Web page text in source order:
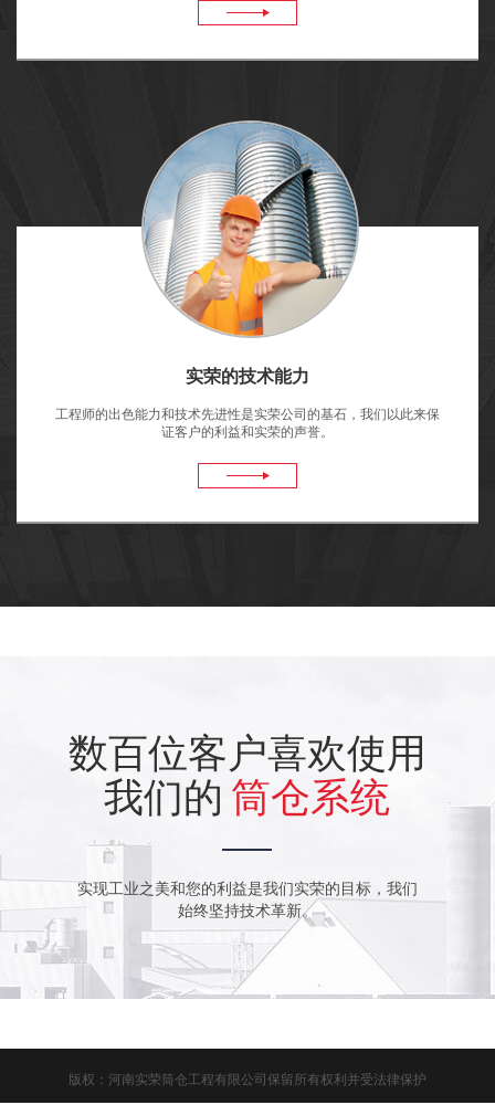
实荣的技术能力
工程师的出色能力和技术先进性是实荣公司的基石，我们以此来保
证客户的利益和实荣的声誉。
数百位客户喜欢使用
我们的 筒仓系统
实现工业之美和您的利益是我们实荣的目标，我们
始终坚持技术革新。
版权：河南实荣筒仓工程有限公司保留所有权利并受法律保护